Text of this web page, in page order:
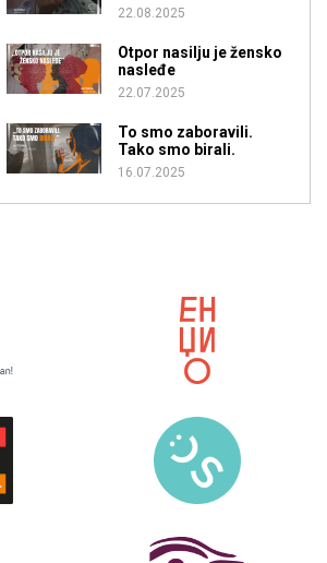
22.08.2025
Otpor nasilju je žensko
nasleđe
22.07.2025
To smo zaboravili.
Tako smo birali.
16.07.2025